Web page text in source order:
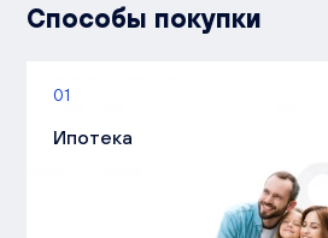
Способы покупки
01
Ипотека